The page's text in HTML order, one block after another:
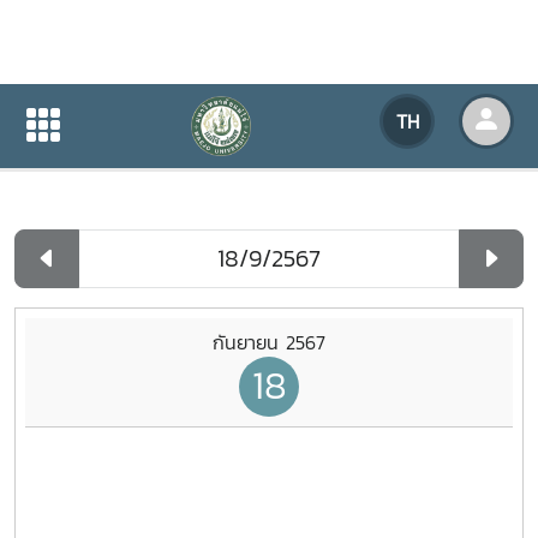
TH
ปฏิทินกิจกรรมของหน่วยงาน
ปฏิทินกิจกรรมของหน่วยงาน
กันยายน 2567
18